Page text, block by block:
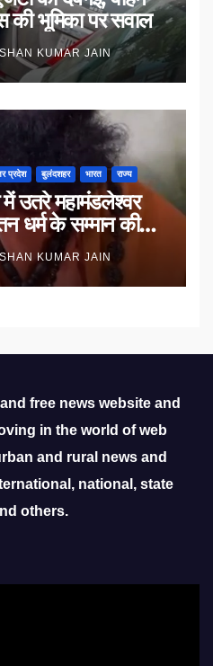
की भूमिका पर सवाल
KUMAR JAIN
प्रदेश बुलंदशहर भारत राज्य
उतरे महामंडलेश्वर
धर्म के सम्मान की
KUMAR JAIN
free news website and
in the world of web
and rural news and
national, state
others.